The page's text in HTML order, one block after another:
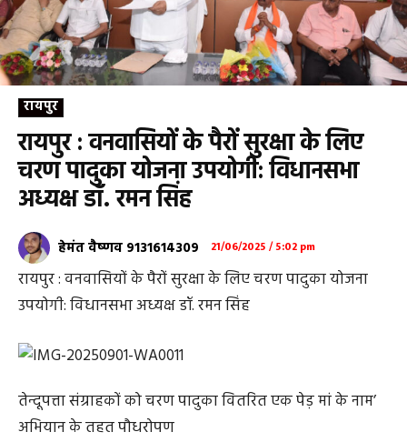
रायपुर
रायपुर : वनवासियों के पैरों सुरक्षा के लिए
चरण पादुका योजना उपयोगी: विधानसभा
अध्यक्ष डॉ. रमन सिंह
हेमंत वैष्णव 9131614309 21/06/2025 / 5:02 pm
रायपुर : वनवासियों के पैरों सुरक्षा के लिए चरण पादुका योजना
उपयोगी: विधानसभा अध्यक्ष डॉ. रमन सिंह
तेन्दूपत्ता संग्राहकों को चरण पादुका वितरित एक पेड़ मां के नाम’
अभियान के तहत पौधरोपण